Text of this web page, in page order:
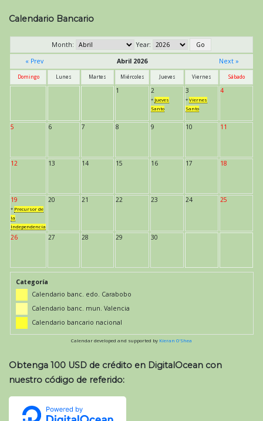
Calendario Bancario
Month:
Year:
« Prev
Abril 2026 Next »
Domingo Lunes Martes Miércoles Jueves Viernes Sábado
1 2
* Jueves
Santo
3
* Viernes
Santo
4
5 6 7 8 9 10 11
12 13 14 15 16 17 18
19
* Precursor de
la
Independencia
20 21 22 23 24 25
26 27 28 29 30
Categoría
Calendario banc. edo. Carabobo
Calendario banc. mun. Valencia
Calendario bancario nacional
Calendar developed and supported by Kieran O'Shea
Obtenga 100 USD de crédito en DigitalOcean con
nuestro código de referido: